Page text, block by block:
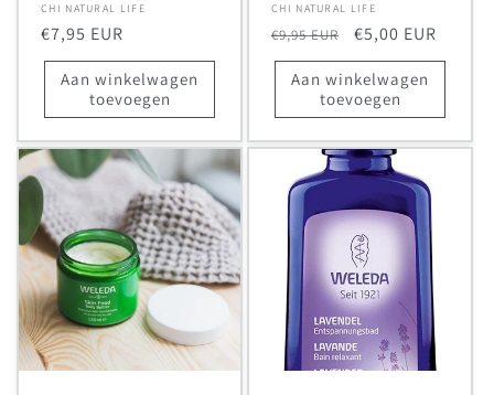
Verkoper:
CHI NATURAL LIFE
Normale
prijs
€7,95 EUR
Aan winkelwagen
toevoegen
Verkoper:
CHI NATURAL LIFE
Normale
prijs
€9,95 EUR €5,00 EUR
Aan winkelwagen
toevoegen